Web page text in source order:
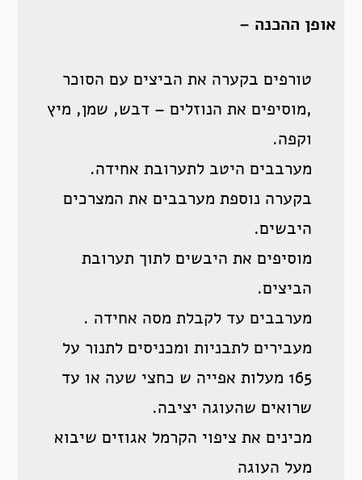
אופן ההכנה –
טורפים בקערה את הביצים עם הסוכר
,מוסיפים את הנוזלים – דבש, שמן, מיץ
וקפה.
מערבבים היטב לתערובת אחידה.
בקערה נוספת מערבבים את המצרכים
היבשים.
מוסיפים את היבשים לתוך תערובת
הביצים.
מערבבים עד לקבלת מסה אחידה .
מעבירים לתבניות ומכניסים לתנור על
165 מעלות אפייה ש כחצי שעה או עד
שרואים שהעוגה יציבה.
מכינים את ציפוי הקרמל אגוזים שיבוא
מעל העוגה